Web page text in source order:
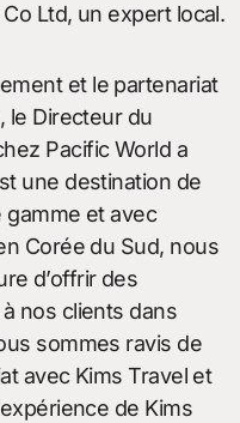
Ltd, un expert local.
et le partenariat
le Directeur du
Pacific World a
une destination de
gamme et avec
Corée du Sud, nous
d’offrir des
nos clients dans
sommes ravis de
avec Kims Travel et
de Kims